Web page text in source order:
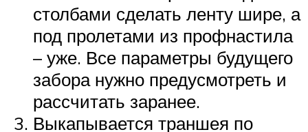
столбами сделать ленту шире, а
под пролетами из профнастила
– уже. Все параметры будущего
забора нужно предусмотреть и
рассчитать заранее.
Выкапывается траншея по